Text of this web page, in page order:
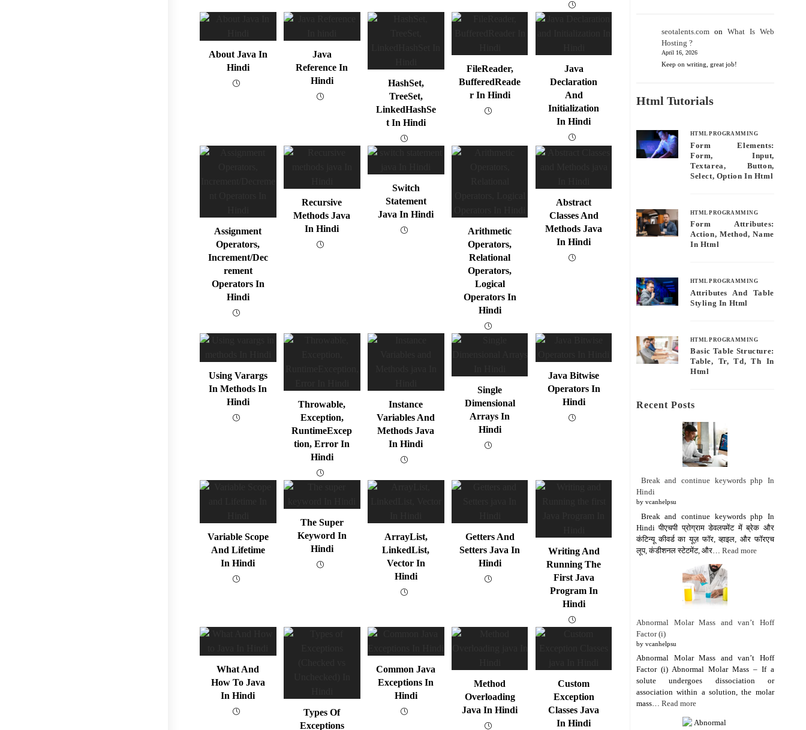
About Java In
Hindi
Java
Reference In
Hindi
HashSet,
TreeSet,
LinkedHashSe
T In Hindi
FileReader,
BufferedReade
R In Hindi
Java
Declaration
And
Initialization
In Hindi
Assignment
Operators,
Increment/Dec
Rement
Operators In
Hindi
Recursive
Methods Java
In Hindi
Switch
Statement
Java In Hindi
Arithmetic
Operators,
Relational
Operators,
Logical
Operators In
Hindi
Abstract
Classes And
Methods Java
In Hindi
Using Varargs
In Methods In
Hindi
Throwable,
Exception,
RuntimeExcep
Tion, Error In
Hindi
Instance
Variables And
Methods Java
In Hindi
Single
Dimensional
Arrays In
Hindi
Java Bitwise
Operators In
Hindi
Variable Scope
And Lifetime
In Hindi
The Super
Keyword In
Hindi
ArrayList,
LinkedList,
Vector In
Hindi
Getters And
Setters Java In
Hindi
Writing And
Running The
First Java
Program In
Hindi
What And
How To Java
In Hindi
Types Of
Exceptions
Common Java
Exceptions In
Hindi
Method
Overloading
Java In Hindi
Custom
Exception
Classes Java
In Hindi
seotalents.com onWhat Is Web
Hosting ?
April 16, 2026
Keep on writing, great job!
Html Tutorials
HTML PROGRAMMING
Form Elements:
Form, Input,
Textarea, Button,
Select, Option In Html
HTML PROGRAMMING
Form Attributes:
Action, Method, Name
In Html
HTML PROGRAMMING
Attributes And Table
Styling In Html
HTML PROGRAMMING
Basic Table Structure:
Table, Tr, Td, Th In
Html
Recent Posts
Break and continue keywords php In
Hindi
by vcanhelpsu
Break and continue keywords php In
Hindi पीएचपी प्रोग्राम डेवलपमेंट में ब्रेक और
कंटिन्यू कीवर्ड का यूज़ फॉर, व्हाइल, और फॉरएच
लूप, कंडीशनल स्टेटमेंट, और… Read more
Abnormal Molar Mass and van’t Hoff
Factor (i)
by vcanhelpsu
Abnormal Molar Mass and van’t Hoff
Factor (i) Abnormal Molar Mass – If a
solute undergoes dissociation or
association within a solution, the molar
mass… Read more